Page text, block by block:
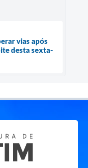
vias após
desta sexta-